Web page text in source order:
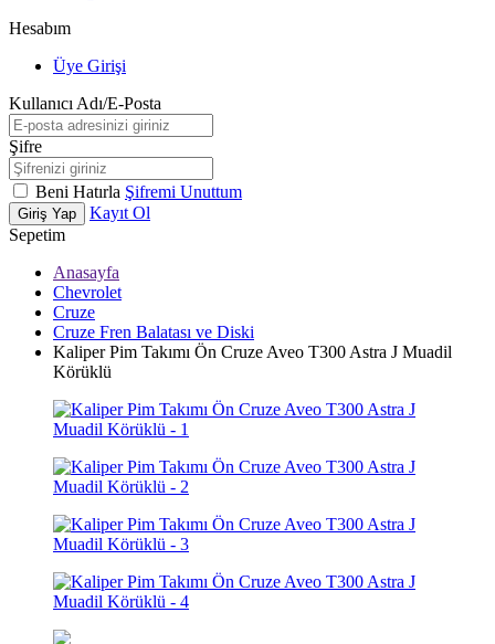
Hesabım
Üye Girişi
Kullanıcı Adı/E-Posta
Şifre
Beni Hatırla Şifremi Unuttum
Giriş Yap
Kayıt Ol
Sepetim
Anasayfa
Chevrolet
Cruze
Cruze Fren Balatası ve Diski
Kaliper Pim Takımı Ön Cruze Aveo T300 Astra J Muadil
Körüklü